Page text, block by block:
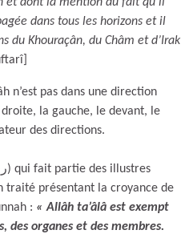
dans tous les horizons et il
du Khouraçân, du Châm et d’Irak
n’est pas dans une direction
la gauche, le devant, le
des directions.
traité présentant la croyance de
: « Allâh ta’âlâ est exempt
des organes et des membres.